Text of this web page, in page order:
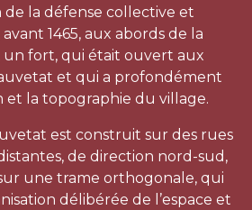
de la défense collective et
1465, aux abords de la
un fort, qui était ouvert aux
et qui a profondément
et la topographie du village.
est construit sur des rues
de direction nord-sud,
une trame orthogonale, qui
délibérée de l’espace et